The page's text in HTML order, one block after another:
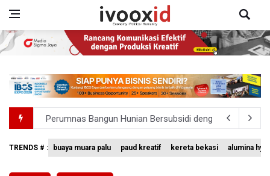
Perumnas Bangun Hunian Bersubsidi dengan Konsep
Bank Indonesia Sebut Cadangan Devisa Akhir Juli
TRENDS # : buaya muara palu paud kreatif kereta bekasi alumina